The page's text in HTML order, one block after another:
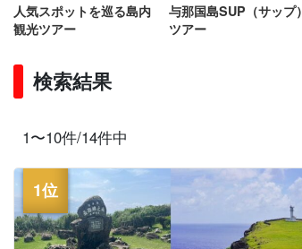
人気スポットを巡る島内
観光ツアー
与那国島SUP（サップ）
ツアー
検索結果
1〜10件/14件中